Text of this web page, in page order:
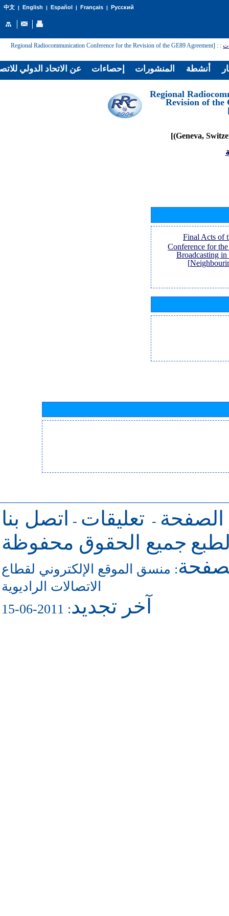
中文| English | Español | Français| Русский
:
: [Regional Radiocommunication Conference for the Revision of the GE89 Agreement
[Regional
Revision of the
[Final Acts of
Conference for
Broadcasting
الصفحة - تعليقات -
اتصل بنا
جميع الحقوق محفوظة
: منسق الموقع الإلكتروني لقطاع
الاتصالات الراديوية
آخر تجديد: 2011-06-15
عن الاتحاد الدولي إحصاءات المنشورات أنشطة